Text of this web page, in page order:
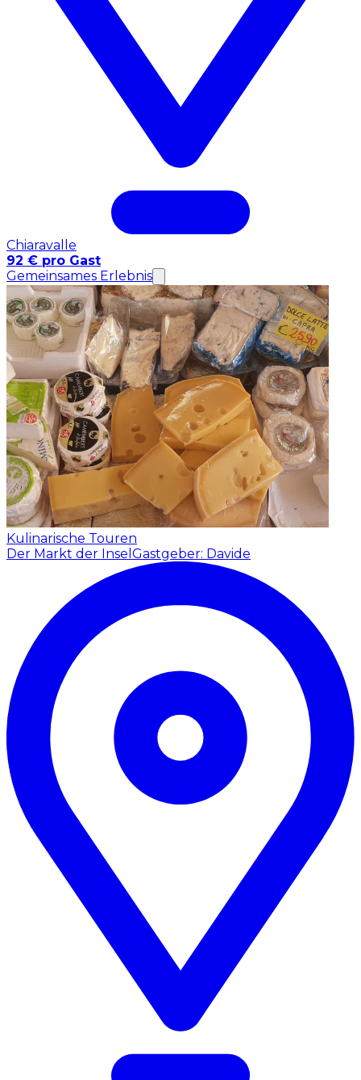
Chiaravalle
92 € pro Gast
Gemeinsames Erlebnis
Kulinarische Touren
Der Markt der Insel Gastgeber: Davide